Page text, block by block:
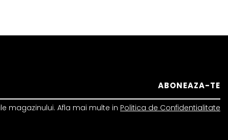
magazinului. Afla mai multe in Politica de Confidentialitate